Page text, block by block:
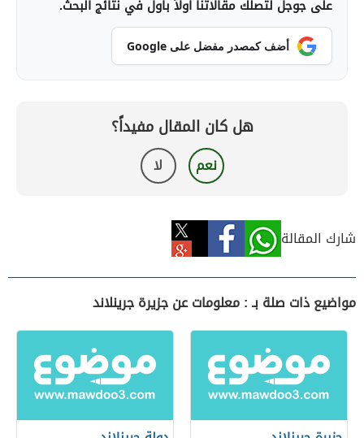
على جوجل لتصلك مقالاتنا أولاً بأول في نتائج البحث.
أضف كمصدر مفضل على Google
هل كان المقال مفيداً؟
نعم لا
شارك المقالة
مواضيع ذات صلة بـ : معلومات عن جزيرة جرينلاند